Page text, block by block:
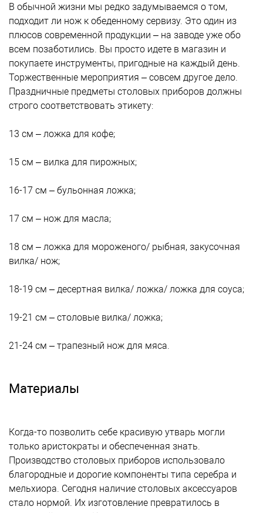
В обычной жизни мы редко задумываемся о том,
подходит ли нож к обеденному сервизу. Это один из
плюсов современной продукции – на заводе уже обо
всем позаботились. Вы просто идете в магазин и
покупаете инструменты, пригодные на каждый день.
Торжественные мероприятия – совсем другое дело.
Праздничные предметы столовых приборов должны
строго соответствовать этикету:
13 см – ложка для кофе;
15 см – вилка для пирожных;
16-17 см – бульонная ложка;
17 см – нож для масла;
18 см – ложка для мороженого/ рыбная, закусочная
вилка/ нож;
18-19 см – десертная вилка/ ложка/ ложка для соуса;
19-21 см – столовые вилка/ ложка;
21-24 см – трапезный нож для мяса.
Материалы
Когда-то позволить себе красивую утварь могли
только аристократы и обеспеченная знать.
Производство столовых приборов использовало
благородные и дорогие компоненты типа серебра и
мельхиора. Сегодня наличие столовых аксессуаров
стало нормой. Их изготовление превратилось в